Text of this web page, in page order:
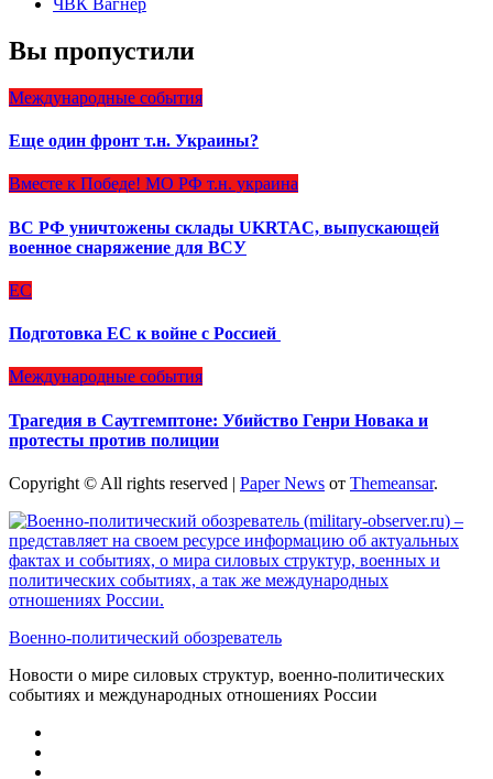
ЧВК Вагнер
Вы пропустили
Международные события
Еще один фронт т.н. Украины?
Вместе к Победе! МО РФ т.н. украина
ВС РФ уничтожены склады UKRTAC, выпускающей
военное снаряжение для ВСУ
ЕС
Подготовка ЕС к войне с Россией
Международные события
Трагедия в Саутгемптоне: Убийство Генри Новака и
протесты против полиции
Copyright © All rights reserved | Paper News от Themeansar.
Военно-политический обозреватель
Новости о мире силовых структур, военно-политических
событиях и международных отношениях России